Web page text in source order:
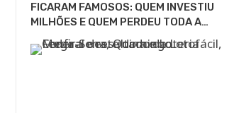
FICARAM FAMOSOS: QUEM INVESTIU
MILHÕES E QUEM PERDEU TODA A…